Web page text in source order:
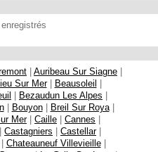
| Auribeau Sur Siagne |
Sur Mer| Beausoleil |
| Bezaudun Les Alpes |
| Bouyon| Breil Sur Roya|
Mer| Caille | Cannes |
| Castagniers | Castellar|
Chateauneuf Villevieille|